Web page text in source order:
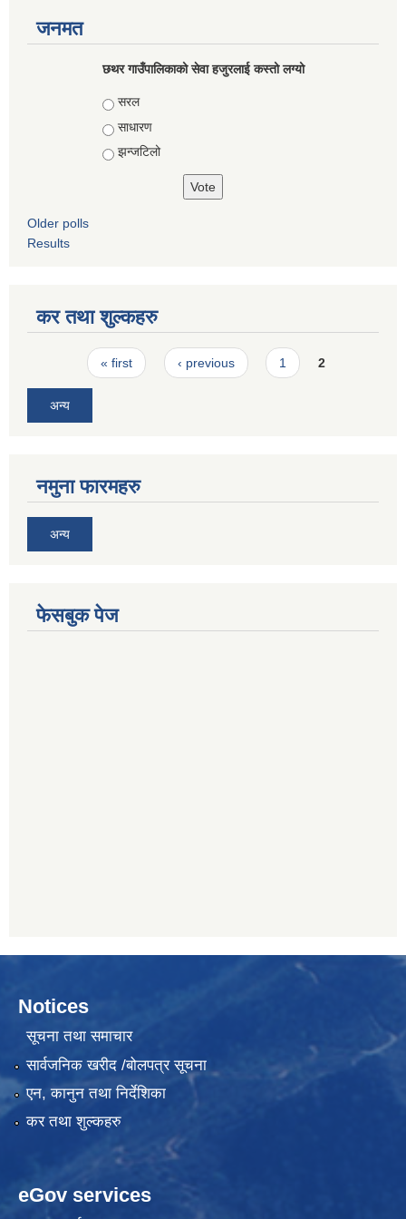
जनमत
छथर गाउँपालिकाको सेवा हजुरलाई कस्तो लग्यो
Choices
सरल
साधारण
झन्जटिलो
Older polls
Results
कर तथा शुल्कहरु
Pages« first ‹ previous 1 2
अन्य
नमुना फारमहरु
अन्य
फेसबुक पेज
Notices
सूचना तथा समाचार
सार्वजनिक खरीद /बोलपत्र सूचना
एन, कानुन तथा निर्देशिका
कर तथा शुल्कहरु
eGov services